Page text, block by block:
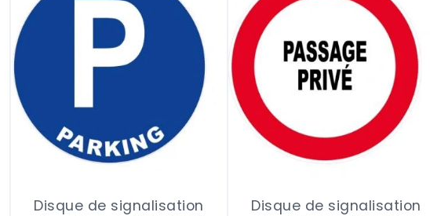
Disque de signalisation
Disque de signalisation